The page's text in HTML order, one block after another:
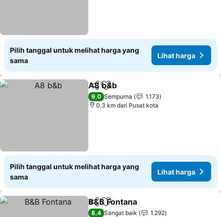
Pilih tanggal untuk melihat harga yang
sama
Lihat harga
BagikanTambahkan ke favorit
A8 b&b
9,0 Sempurna
1.173
0.3 km dari Pusat kota
Pilih tanggal untuk melihat harga yang
sama
Lihat harga
BagikanTambahkan ke favorit
B&B Fontana
8,4 Sangat baik
1.292